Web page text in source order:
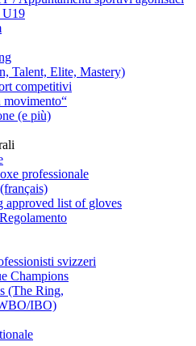
U19
Talent, Elite, Mastery)
competitivi
movimento“
(e più)
professionale
list of gloves
svizzeri
Champions
(The Ring,
IBO)